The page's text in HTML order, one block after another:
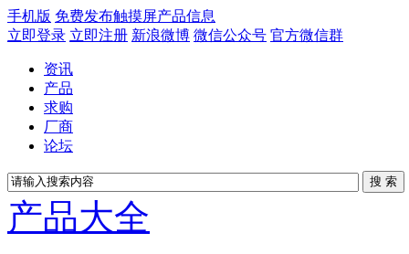
手机版 免费发布触摸屏产品信息
立即登录 立即注册 新浪微博 微信公众号 官方微信群
资讯
产品
求购
厂商
论坛
产品大全